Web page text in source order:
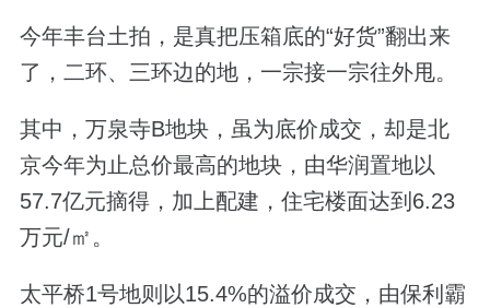
今年丰台土拍，是真把压箱底的“好货”翻出来
了，二环、三环边的地，一宗接一宗往外甩。
其中，万泉寺B地块，虽为底价成交，却是北
京今年为止总价最高的地块，由华润置地以
57.7亿元摘得，加上配建，住宅楼面达到6.23
万元/㎡。
太平桥1号地则以15.4%的溢价成交，由保利霸